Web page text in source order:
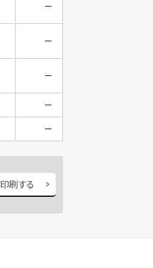
－
－
－
－
－
印刷する